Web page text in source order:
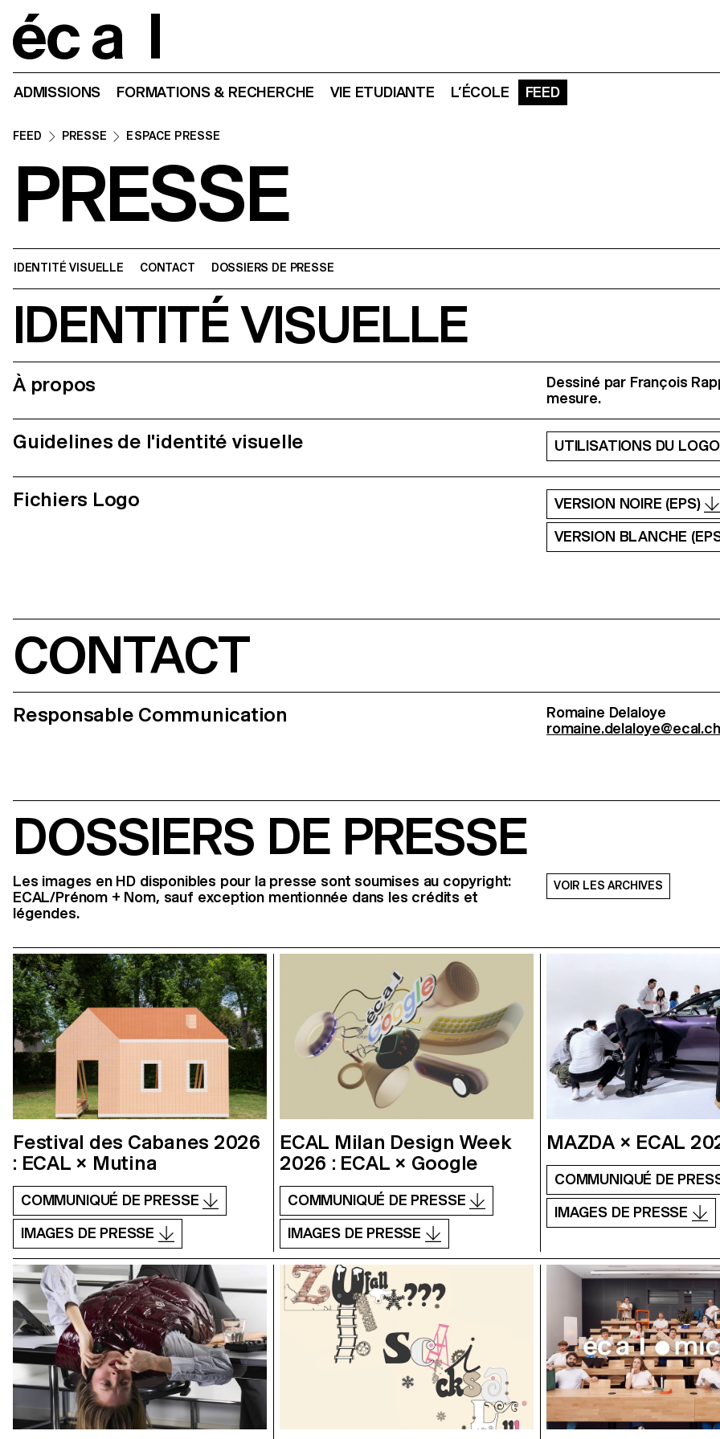
ADMISSIONS FORMATIONS & RECHERCHE VIE ETUDIANTE L’ÉCOLE FEED
FEED PRESSE ESPACE PRESSE
PRESSE
IDENTITÉ VISUELLE CONTACT DOSSIERS DE PRESSE
IDENTITÉ VISUELLE
À propos
Dessiné par François
mesure.
Guidelines de l'identité visuelle UTILISATIONS DU
Fichiers Logo
VERSION NOIRE (EPS)
VERSION BLANCHE
CONTACT
Responsable Communication
Romaine Delaloye
romaine.delaloye@ecal.ch
DOSSIERS DE PRESSE
Les images en HD disponibles pour la presse sont soumises au copyright:
ECAL/Prénom + Nom, sauf exception mentionnée dans les crédits et
légendes.
VOIR LES ARCHIVES
Festival des Cabanes 2026
: ECAL × Mutina
COMMUNIQUÉ DE PRESSE
IMAGES DE PRESSE
ECAL Milan Design Week
2026 : ECAL × Google
COMMUNIQUÉ DE PRESSE
IMAGES DE PRESSE
MAZDA × ECAL
COMMUNIQUÉ DE
IMAGES DE PRESSE